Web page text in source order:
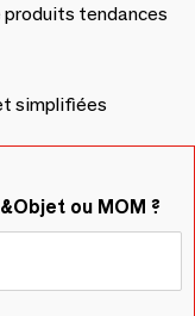
tendances
simplifiées
ou MOM ?